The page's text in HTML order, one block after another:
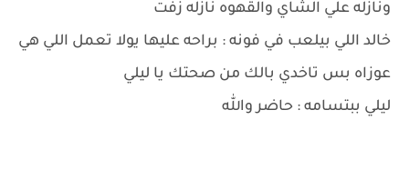
ونازله علي الشاي والقهوه نازله زفت
خالد اللي بيلعب في فونه : براحه عليها يولا تعمل اللي هي
عوزاه بس تاخدي بالك من صحتك يا ليلي
ليلي ببتسامه : حاضر والله